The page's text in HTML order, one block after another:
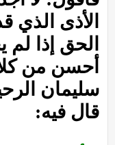
الأذى
الحق إذا
أحسن من
سليمان
قال فيه: